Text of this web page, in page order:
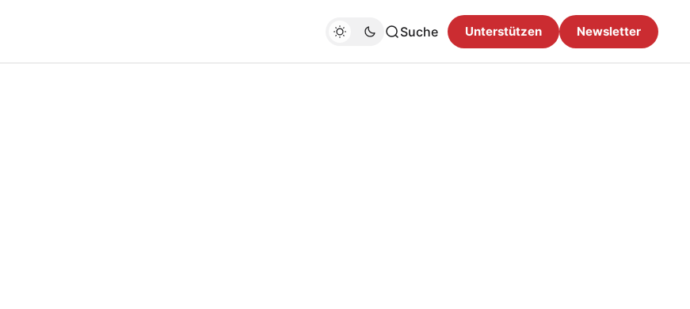
Suche Unterstützen Newsletter